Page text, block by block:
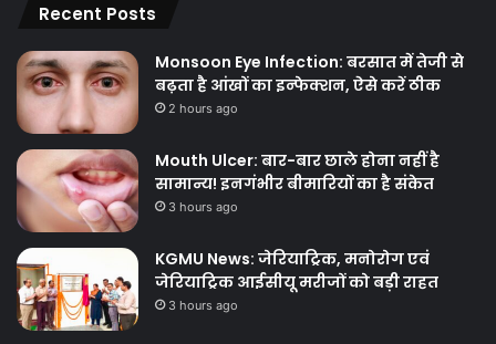
Recent Posts
Monsoon Eye Infection: बरसात में तेजी से
बढ़ता है आंखों का इन्फेक्शन, ऐसे करें ठीक
2 hours ago
Mouth Ulcer: बार-बार छाले होना नहीं है
सामान्य! इनगंभीर बीमारियों का है संकेत
3 hours ago
KGMU News: जेरियाट्रिक, मनोरोग एवं
जेरियाट्रिक आईसीयू मरीजों को बड़ी राहत
3 hours ago